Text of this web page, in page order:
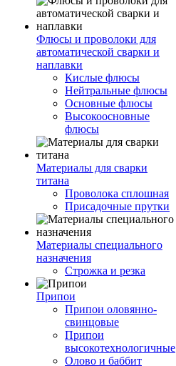
Флюсы и проволоки для
автоматической сварки и
наплавки
Кислые флюсы
Нейтральные флюсы
Основные флюсы
Высокоосновные
флюсы
Материалы для сварки
титана
Проволока сплошная
Присадочные прутки
Материалы специального
назначения
Строжка и резка
Припои
Припои оловянно-
свинцовые
Припои
высокотехнологичные
Олово и баббит